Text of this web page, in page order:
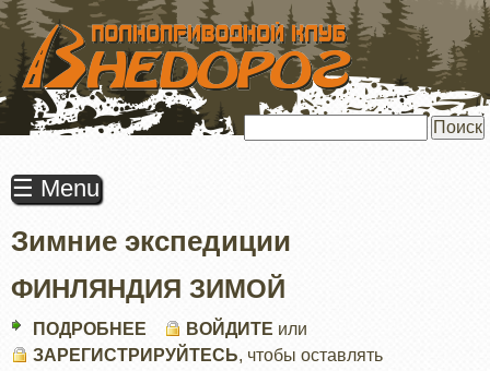
ПЕРЕЙТИ
ОСНОВНОМУ
СОДЕРЖАНИЮ
☰ Menu
Зимние экспедиции
ФИНЛЯНДИЯ ЗИМОЙ
ПОДРОБНЕЕ
ФИНЛЯНДИЯ
ВОЙДИТЕ или
ЗАРЕГИСТРИРУЙТЕСЬ, чтобы оставлять